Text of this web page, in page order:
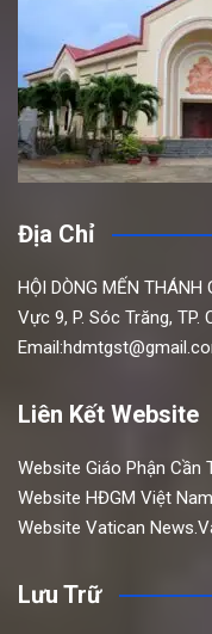
Địa Chỉ
HỘI DÒNG MẾN THÁNH
Vực 9, P. Sóc Trăng, TP.
Liên Kết Website
Website Giáo Phận Cần
Website HĐGM Việt Nam
Website Vatican
Lưu Trữ